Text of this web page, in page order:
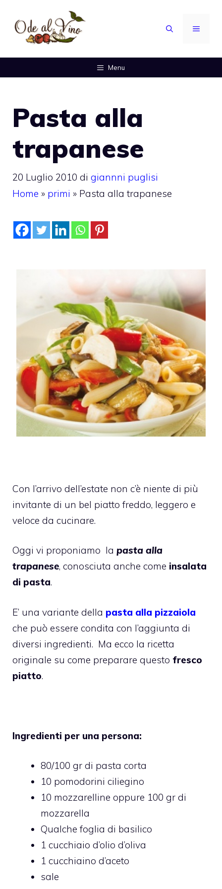
contenuto
MENU
Menu
Pasta alla
trapanese
20 Luglio 2010 di giannni puglisi
Home » primi » Pasta alla trapanese
Con l’arrivo dell’estate non c’è niente di più
invitante di un bel piatto freddo, leggero e
veloce da cucinare.
Oggi vi proponiamo la pasta alla
trapanese, conosciuta anche come insalata
di pasta.
E’ una variante della pasta alla pizzaiola
che può essere condita con l’aggiunta di
diversi ingredienti. Ma ecco la ricetta
originale su come preparare questo fresco
piatto.
Ingredienti per una persona:
80/100 gr di pasta corta
10 pomodorini ciliegino
10 mozzarelline oppure 100 gr di
mozzarella
Qualche foglia di basilico
1 cucchiaio d’olio d’oliva
1 cucchiaino d’aceto
sale